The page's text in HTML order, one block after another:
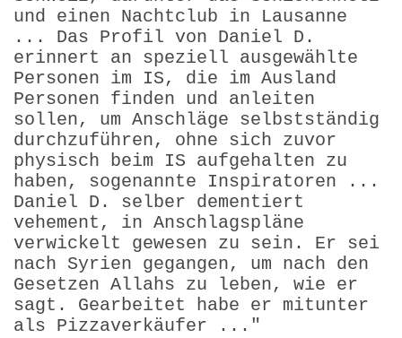
und einen Nachtclub in Lausanne
... Das Profil von Daniel D.
erinnert an speziell ausgewählte
Personen im IS, die im Ausland
Personen finden und anleiten
sollen, um Anschläge selbstständig
durchzuführen, ohne sich zuvor
physisch beim IS aufgehalten zu
haben, sogenannte Inspiratoren ...
Daniel D. selber dementiert
vehement, in Anschlagspläne
verwickelt gewesen zu sein. Er sei
nach Syrien gegangen, um nach den
Gesetzen Allahs zu leben, wie er
sagt. Gearbeitet habe er mitunter
als Pizzaverkäufer ..."